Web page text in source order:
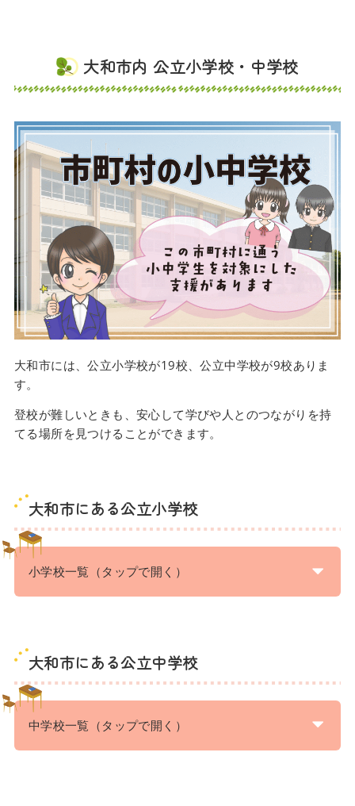
大和市内 公立小学校・中学校
大和市には、公立小学校が19校、公立中学校が9校ありま
す。
登校が難しいときも、安心して学びや人とのつながりを持
てる場所を見つけることができます。
大和市にある公立小学校
小学校一覧（タップで開く）
大和市にある公立中学校
中学校一覧（タップで開く）